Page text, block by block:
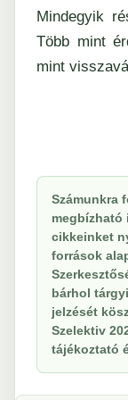
Mindegyik
Több mint
mint
Számunkra
megbízható
cikkeinket
források
bárhol
jelzését
Szelektiv
tájékoztató